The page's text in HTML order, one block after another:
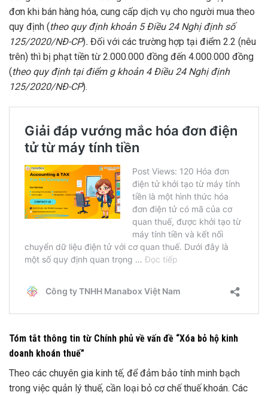
đơn khi bán hàng hóa, cung cấp dịch vụ cho người mua theo
quy định (theo quy định khoản 5 Điều 24 Nghị định số
125/2020/NĐ-CP). Đối với các trường hợp tại điểm 2.2 (nêu
trên) thì bị phạt tiền từ 2.000.000 đồng đến 4.000.000 đồng
(theo quy định tại điểm g khoản 4 Điều 24 Nghị định
125/2020/NĐ-CP).
Tóm tắt thông tin từ Chính phủ về vấn đề “Xóa bỏ hộ kinh
doanh khoán thuế”
Theo các chuyên gia kinh tế, để đảm bảo tính minh bạch
trong việc quản lý thuế, cần loại bỏ cơ chế thuế khoán. Các